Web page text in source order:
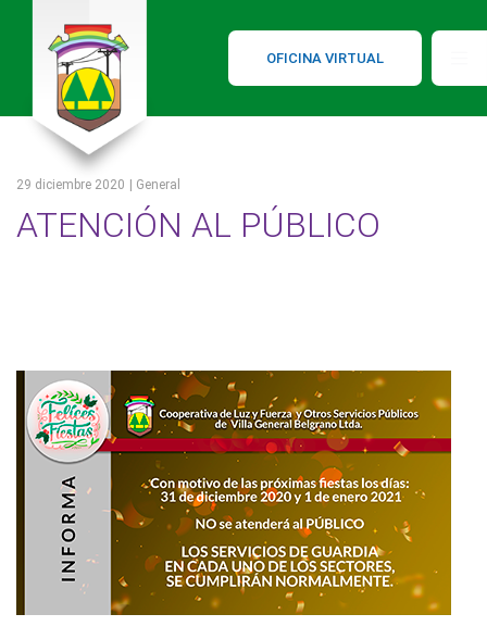
OFICINA VIRTUAL
29 diciembre 2020 | General
ATENCIÓN AL PÚBLICO